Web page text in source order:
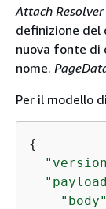
Attach
definizione del
nuova fonte di
nome.
Per il modello
{
"body"